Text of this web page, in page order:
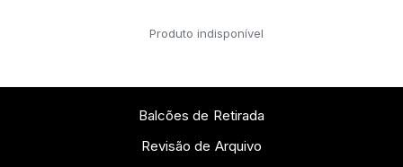
Produto indisponível
Balcões de Retirada
Revisão de Arquivo